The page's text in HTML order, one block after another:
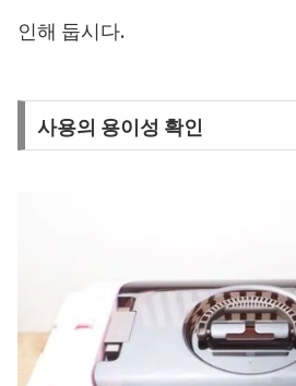
인해 둡시다.
사용의 용이성 확인